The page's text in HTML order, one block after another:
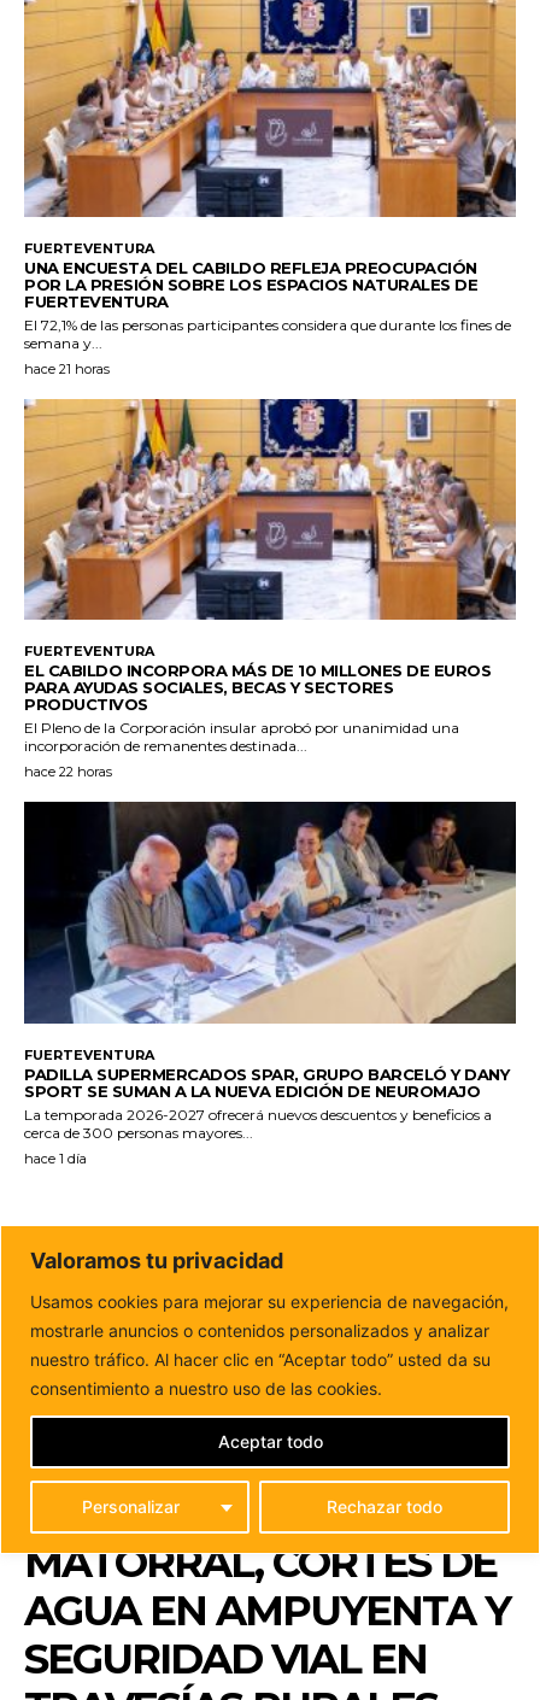
FUERTEVENTURA
UNA ENCUESTA DEL CABILDO REFLEJA PREOCUPACIÓN
POR LA PRESIÓN SOBRE LOS ESPACIOS NATURALES DE
FUERTEVENTURA
El 72,1% de las personas participantes considera que durante los fines de
semana y...
hace 21 horas
FUERTEVENTURA
EL CABILDO INCORPORA MÁS DE 10 MILLONES DE EUROS
PARA AYUDAS SOCIALES, BECAS Y SECTORES
PRODUCTIVOS
El Pleno de la Corporación insular aprobó por unanimidad una
incorporación de remanentes destinada...
hace 22 horas
FUERTEVENTURA
PADILLA SUPERMERCADOS SPAR, GRUPO BARCELÓ Y DANY
SPORT SE SUMAN A LA NUEVA EDICIÓN DE NEUROMAJO
La temporada 2026-2027 ofrecerá nuevos descuentos y beneficios a
cerca de 300 personas mayores...
hace 1 día